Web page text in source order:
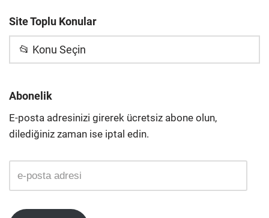
Site Toplu Konular
📂 Konu Seçin
Abonelik
E-posta adresinizi girerek ücretsiz abone olun,
dilediğiniz zaman ise iptal edin.